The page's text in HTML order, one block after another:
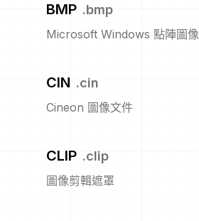
BMP .bmp
Microsoft Windows 點陣圖像
CIN .cin
Cineon 圖像文件
CLIP .clip
圖像剪輯遮罩